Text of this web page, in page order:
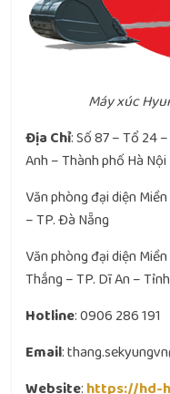
Máy xúc
Địa Chỉ: Số 87 – Tổ 24
Anh – Thành phố Hà Nội
Văn phòng đại diện
– TP. Đà Nẵng
Văn phòng đại diện
Thắng – TP. Dĩ An –
Hotline: 0906 286 191
Email:
Website: https://hd-